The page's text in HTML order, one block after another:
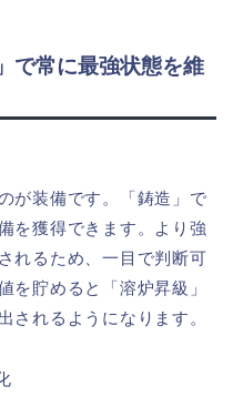
で常に最強状態を維
が装備です。「鋳造」で
を獲得できます。より強
れるため、一目で判断可
を貯めると「溶炉昇級」
されるようになります。